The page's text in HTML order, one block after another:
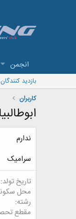
انجمن
بازدید
کاربران
ندارم
سرامیک
تاریخ تولد
محل
رشته
مقطع